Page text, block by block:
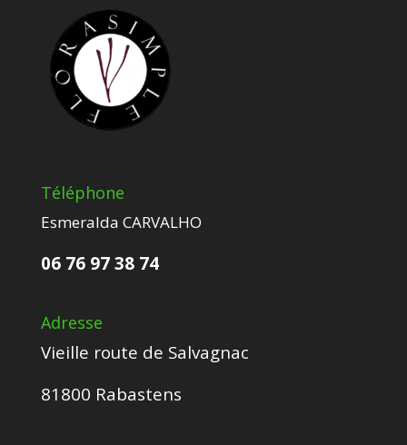
Téléphone
Esmeralda CARVALHO
06 76 97 38 74
Adresse
Vieille route de Salvagnac
81800 Rabastens